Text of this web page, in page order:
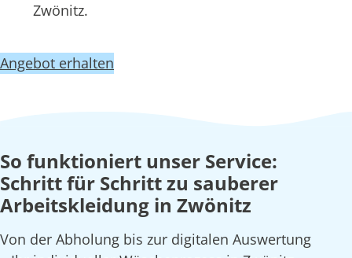
Zwönitz.
Angebot erhalten
So funktioniert unser Service:
Schritt für Schritt zu sauberer
Arbeitskleidung in Zwönitz
Von der Abholung bis zur digitalen Auswertung